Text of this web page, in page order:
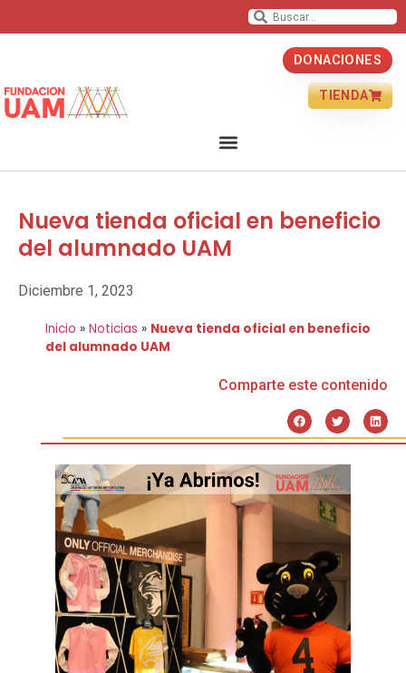
TIENDA
DONACIONES
Nueva tienda oficial en beneficio
del alumnado UAM
Diciembre 1, 2023
Inicio » Noticias » Nueva tienda oficial en beneficio
del alumnado UAM
Comparte este contenido